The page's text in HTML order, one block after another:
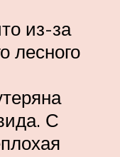
из-за
лесного
С